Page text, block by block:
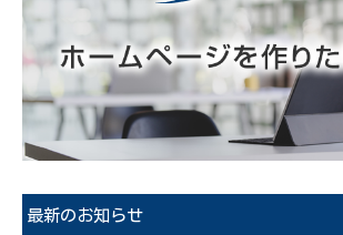
最新のお知らせ